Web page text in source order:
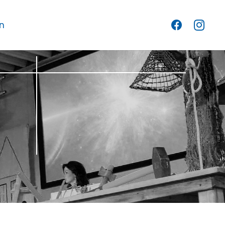
Voor onze jeugd
Binnenkijken